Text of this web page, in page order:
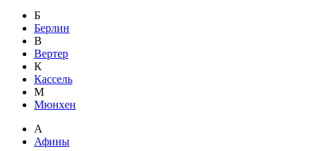
Б
Берлин
В
Вертер
К
Кассель
М
Мюнхен
А
Афины